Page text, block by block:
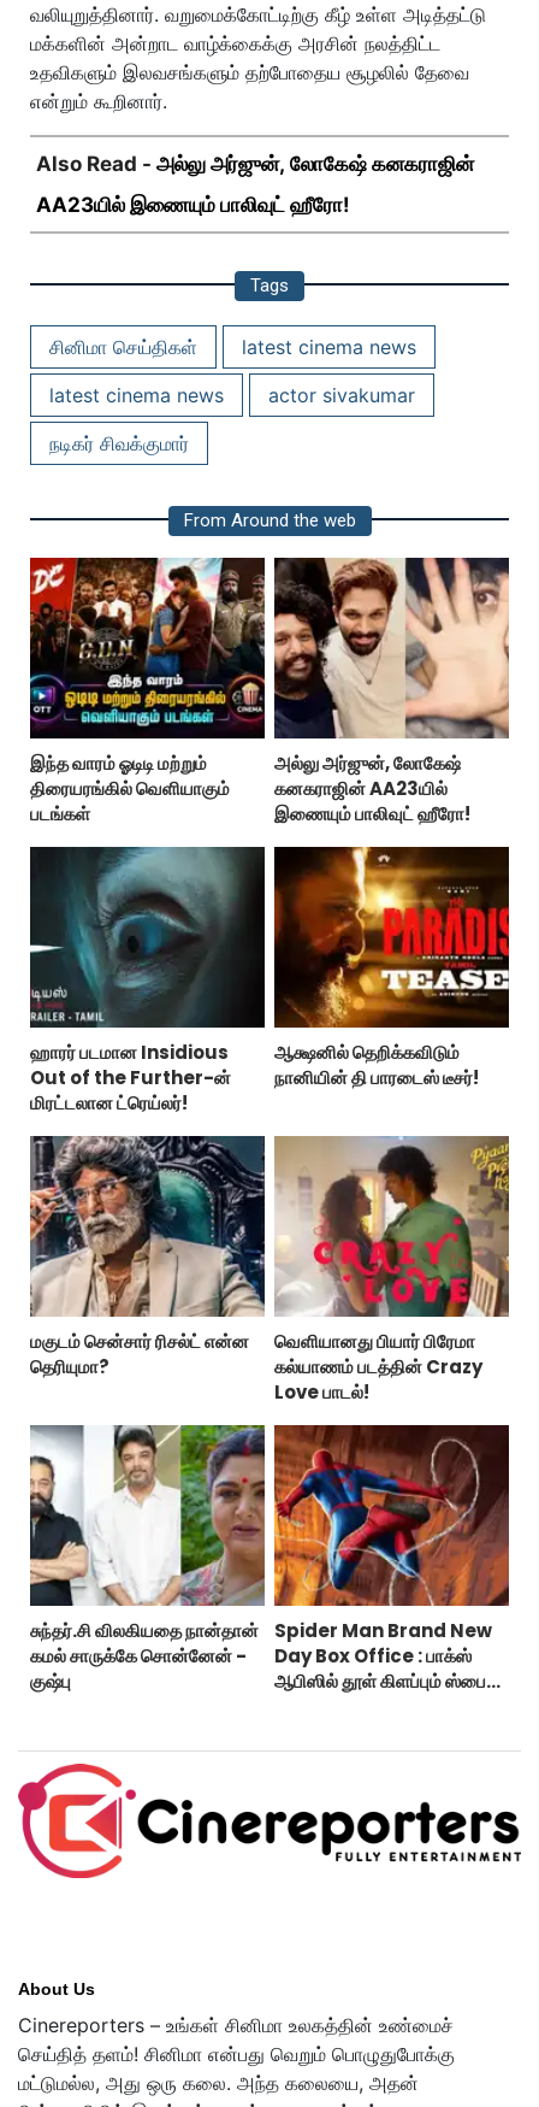
வலியுறுத்தினார். வறுமைக்கோட்டிற்கு கீழ் உள்ள அடித்தட்டு
மக்களின் அன்றாட வாழ்க்கைக்கு அரசின் நலத்திட்ட
உதவிகளும் இலவசங்களும் தற்போதைய சூழலில் தேவை
என்றும் கூறினார்.
Also Read - அல்லு அர்ஜுன், லோகேஷ் கனகராஜின்
AA23யில் இணையும் பாலிவுட் ஹீரோ!
Tags
சினிமா செய்திகள்
latest cinema news
latest cinema news
actor sivakumar
நடிகர் சிவக்குமார்
From Around the web
இந்த வாரம் ஓடிடி மற்றும்
திரையரங்கில் வெளியாகும்
படங்கள்
அல்லு அர்ஜுன், லோகேஷ்
கனகராஜின் AA23யில்
இணையும் பாலிவுட் ஹீரோ!
ஹாரர் படமான Insidious
Out of the Further-ன்
மிரட்டலான ட்ரெய்லர்!
ஆக்ஷனில் தெறிக்கவிடும்
நானியின் தி பாரடைஸ் டீசர்!
மகுடம் சென்சார் ரிசல்ட் என்ன
தெரியுமா?
வெளியானது பியார் பிரேமா
கல்யாணம் படத்தின் Crazy
Love பாடல்!
சுந்தர்.சி விலகியதை நான்தான்
கமல் சாருக்கே சொன்னேன் -
குஷ்பு
Spider Man Brand New
Day Box Office : பாக்ஸ்
ஆபிஸில் தூள் கிளப்பும் ஸ்பைடர்
About Us
Cinereporters – உங்கள் சினிமா உலகத்தின் உண்மைச்
செய்தித் தளம்! சினிமா என்பது வெறும் பொழுதுபோக்கு
மட்டுமல்ல, அது ஒரு கலை. அந்த கலையை, அதன்